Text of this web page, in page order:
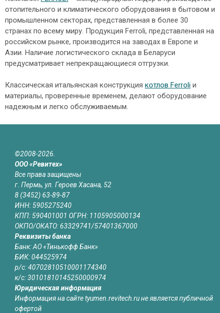
отопительного и климатического оборудования в бытовом и
промышленном секторах, представленная в более 30
странах по всему миру. Продукция Ferroli, представленная на
российском рынке, производится на заводах в Европе и
Азии. Наличие логистического склада в Беларуси
предусматривает непрекращающиеся отгрузки.
Классическая итальянская конструкция котлов Ferroli и
материалы, проверенные временем, делают оборудование
надежным и легко обслуживаемым.
©2008-2026.
ООО «Ревитех»
Все права защищены
г. Пермь, ул. Героев Хасана, 52
8 (3452) 63-89-87
ИНН: 5905275240
КПП: 590401001 ОГРН: 1105905000134
ОКПО/ОКАТО: 63329741/57401367000
Реквизиты банка
Банк: АО «Тинькофф Банк»
БИК: 044525974
р/с: 40702810510001174340
к/с: 30101810145250000974
Юридическая информация
Информация на сайте tyumen.revitech.ru не является публичной
офертой